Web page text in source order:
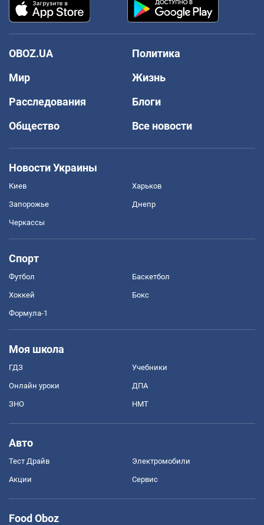
OBOZ.UA
Политика
Мир
Жизнь
Расследования
Блоги
Общество
Все новости
Новости Украины
Киев Харьков
Запорожье Днепр
Черкассы
Спорт
Футбол Баскетбол
Хоккей Бокс
Формула-1
Моя школа
ГДЗ Учебники
Онлайн уроки ДПА
ЗНО НМТ
Авто
Тест Драйв Электромобили
Акции Сервис
Food Oboz